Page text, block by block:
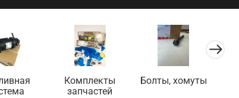
Комплекты
запчастей
Болты, хомуты